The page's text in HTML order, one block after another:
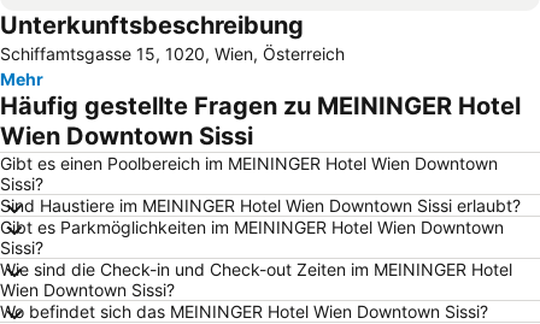
BahnhofCity Wien West
Mariahilfer Straße
Donaustadt
Gasometer City
Donauinsel
Therme Wien
Meidling
Hietzing
Haus des Meeres- Aqua Terra Zoo
Leopoldstadt
Raimund Theater
Favoriten
Wien Simmering
Währing
Döbling
Alsergrund
Bahnhof Wien-Meidling
Unterkunftsbeschreibung
Schiffamtsgasse 15, 1020, Wien, Österreich
Mehr
Häufig gestellte Fragen zu MEININGER Hotel
Wien Downtown Sissi
Gibt es einen Poolbereich im MEININGER Hotel Wien Downtown
Sissi?
Sind Haustiere im MEININGER Hotel Wien Downtown Sissi erlaubt?
Gibt es Parkmöglichkeiten im MEININGER Hotel Wien Downtown
Sissi?
Wie sind die Check-in und Check-out Zeiten im MEININGER Hotel
Wien Downtown Sissi?
Wo befindet sich das MEININGER Hotel Wien Downtown Sissi?